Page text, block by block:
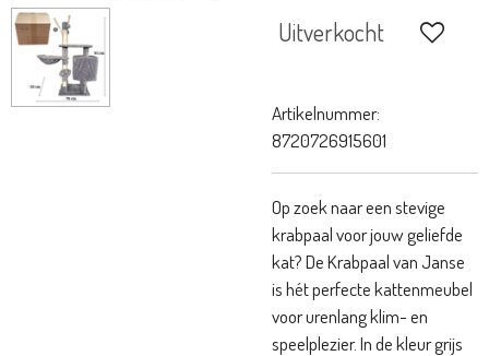
Uitverkocht
Artikelnummer:
8720726915601
Op zoek naar een stevige
krabpaal voor jouw geliefde
kat? De Krabpaal van Janse
is hét perfecte kattenmeubel
voor urenlang klim- en
speelplezier. In de kleur grijs